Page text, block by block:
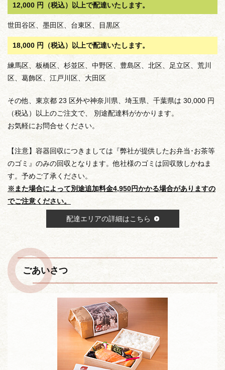
12,000 円（税込）以上で配達いたします。
世田谷区、墨田区、台東区、目黒区
18,000 円（税込）以上で配達いたします。
練馬区、板橋区、杉並区、中野区、豊島区、北区、足立区、荒川
区、葛飾区、江戸川区、大田区
その他、東京都 23 区外や神奈川県、埼玉県、千葉県は 30,000 円
（税込）以上のご注文で、 別途配達料がかかります。
お気軽にお問合せください。
【注意】容器回収につきましては『弊社が提供したお弁当･お茶等
のゴミ』のみの回収となります。他社様のゴミは回収致しかねま
す。予めご了承ください。
※また場合によって別途追加料金4,950円かかる場合がありますの
でご注意ください。
配達エリアの詳細はこちら
ごあいさつ